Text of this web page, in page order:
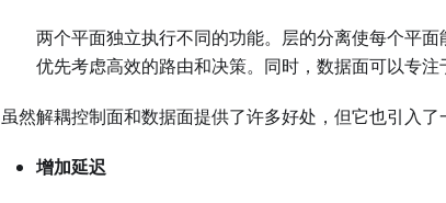
两个平面独立执行不同的功能。层的分离使每个平
优先考虑高效的路由和决策。同时，数据面可以专注
虽然解耦控制面和数据面提供了许多好处，但它也引入了
增加延迟